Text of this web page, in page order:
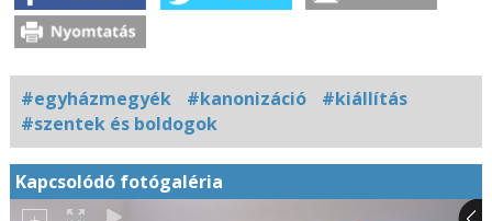
#egyházmegyék #kanonizáció
#kiállítás
#szentek és boldogok
Kapcsolódó fotógaléria